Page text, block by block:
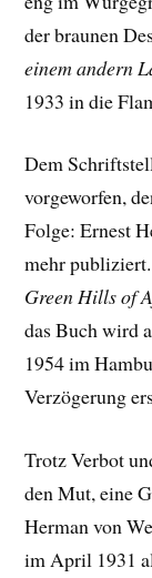
der braunen
einem andern
1933 in die
Dem
vorgeworfen,
Folge: Ernest
mehr
Green Hills of
das Buch wird
1954 im
Verzögerung
Trotz Verbot
den Mut, eine
Herman von
im April 1931